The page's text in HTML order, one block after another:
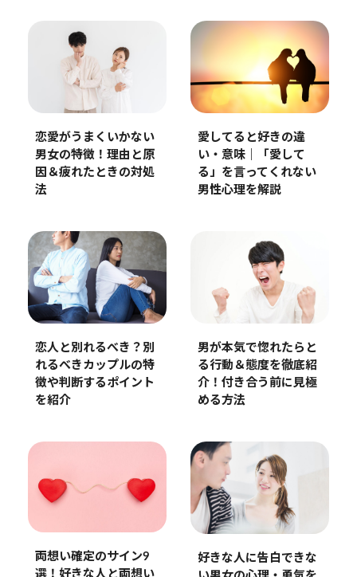
恋愛がうまくいかない
男女の特徴！理由と原
因＆疲れたときの対処
法
愛してると好きの違
い・意味｜「愛して
る」を言ってくれない
男性心理を解説
恋人と別れるべき？別
れるべきカップルの特
徴や判断するポイント
を紹介
男が本気で惚れたらと
る行動＆態度を徹底紹
介！付き合う前に見極
める方法
両想い確定のサイン9
選！好きな人と両想い
好きな人に告白できな